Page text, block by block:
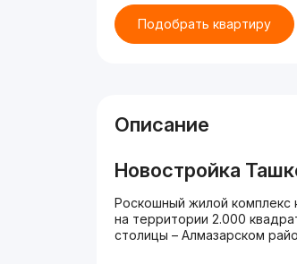
Подобрать квартиру
Описание
Новостройка
Роскошный жилой комплекс
на территории 2.000
столицы – Алмазарском